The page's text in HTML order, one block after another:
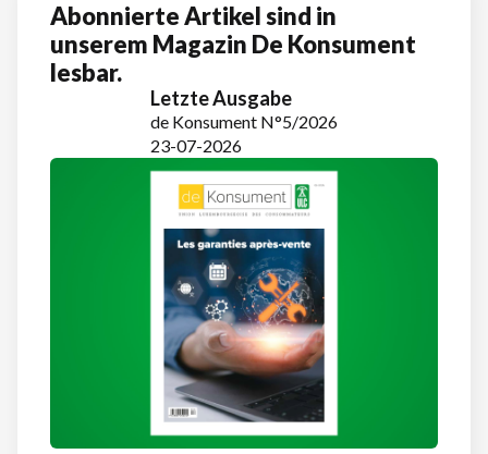
Abonnierte Artikel sind in
unserem Magazin De Konsument
lesbar.
Letzte Ausgabe
de Konsument N°5/2026
23-07-2026